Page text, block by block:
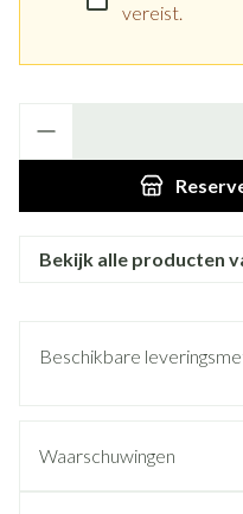
vereist.
Bekijk alle producten
Beschikbare
Waarschuwingen